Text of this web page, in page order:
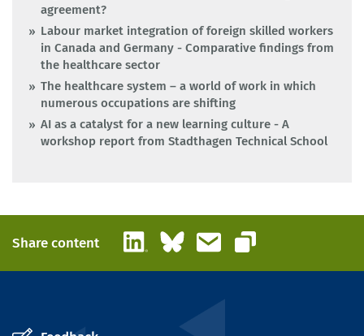
agreement?
Labour market integration of foreign skilled workers
in Canada and Germany - Comparative findings from
the healthcare sector
The healthcare system – a world of work in which
numerous occupations are shifting
AI as a catalyst for a new learning culture - A
workshop report from Stadthagen Technical School
Share content LinkedInBlueskyEmail
Copy link